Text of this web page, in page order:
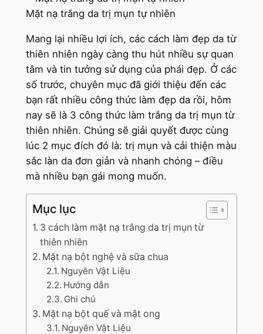
Mặt nạ trắng da trị mụn tự nhiên
Mang lại nhiều lợi ích, các cách làm đẹp da từ
thiên nhiên ngày càng thu hút nhiều sự quan
tâm và tin tưởng sử dụng của phái đẹp. Ở các
số trước, chuyên mục đã giới thiệu đến các
bạn rất nhiều công thức làm đẹp da rồi, hôm
nay sẽ là 3 công thức làm trắng da trị mụn từ
thiên nhiên. Chúng sẽ giải quyết được cùng
lúc 2 mục đích đó là: trị mụn và cải thiện màu
sắc làn da đơn giản và nhanh chóng – điều
mà nhiều bạn gái mong muốn.
Mục lục
3 cách làm mặt nạ trắng da trị mụn từ
thiên nhiên
Mặt nạ bột nghệ và sữa chua
Nguyên Vật Liệu
Hướng dẫn
Ghi chú
Mặt nạ bột quế và mật ong
Nguyên Vật Liệu